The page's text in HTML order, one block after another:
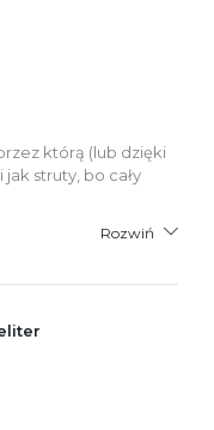
którą (lub dzięki
struty, bo cały
Rozwiń